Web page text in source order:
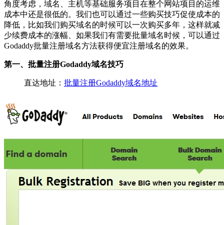
角度考虑，域名、主机等基础服务项目在整个网站项目的运维
成本中还是很低的。我们也可以通过一些购买技巧促使成本的
降低，比如我们购买域名的时候可以一次购买多年，这样就减
少续费成本的涨幅、如果我们有需要批量域名时候，可以通过
Godaddy批量注册域名方法获得便宜注册域名的效果。
第一、批量注册Godaddy域名技巧
直达地址： 批量注册Godaddy域名地址